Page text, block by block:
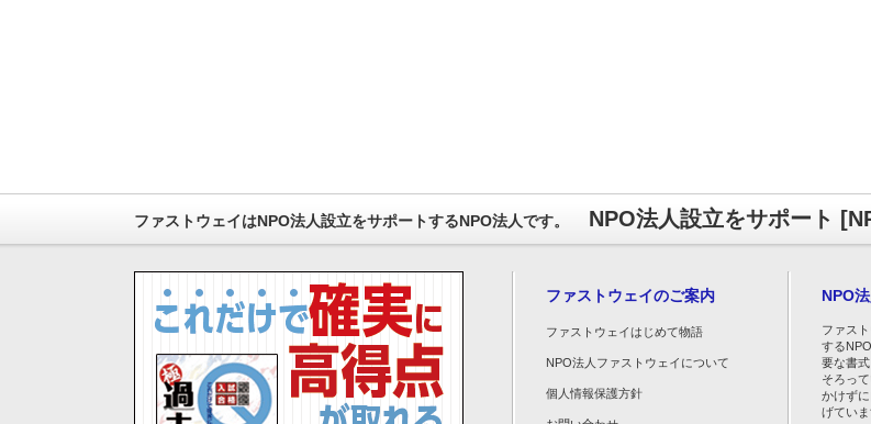
ファストウェイはNPO法人設立をサポートするNPO法人です。 NPO法人設立をサポート
ファストウェイのご案内
ファストウェイはじめて物語
NPO法人ファストウェイについて
個人情報保護方針
NPO
ファス
する
要な書
そろっ
かけず
げていま